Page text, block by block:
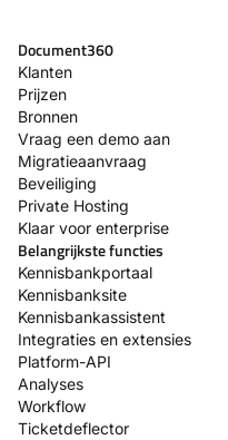
Document360
Klanten
Prijzen
Bronnen
Vraag een demo aan
Migratieaanvraag
Beveiliging
Private Hosting
Klaar voor enterprise
Belangrijkste functies
Kennisbankportaal
Kennisbanksite
Kennisbankassistent
Integraties en extensies
Platform-API
Analyses
Workflow
Ticketdeflector